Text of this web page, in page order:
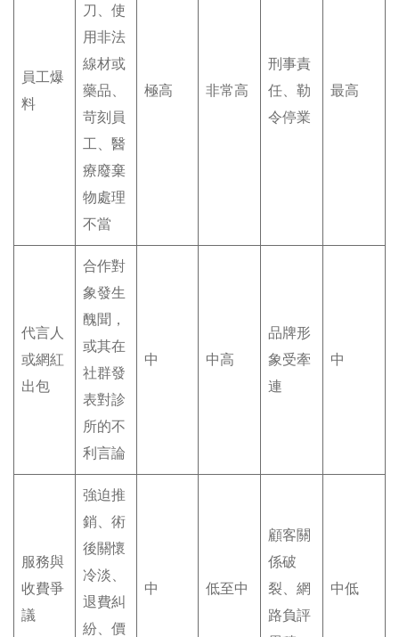
員工爆
料
刀、使
用非法
線材或
藥品、
苛刻員
工、醫
療廢棄
物處理
不當
極高 非常高
刑事責
任、勒
令停業
最高
代言人
或網紅
出包
合作對
象發生
醜聞，
或其在
社群發
表對診
所的不
利言論
中 中高
品牌形
象受牽
連
中
服務與
收費爭
議
強迫推
銷、術
後關懷
冷淡、
退費糾
紛、價
中 低至中
顧客關
係破
裂、網
路負評
中低